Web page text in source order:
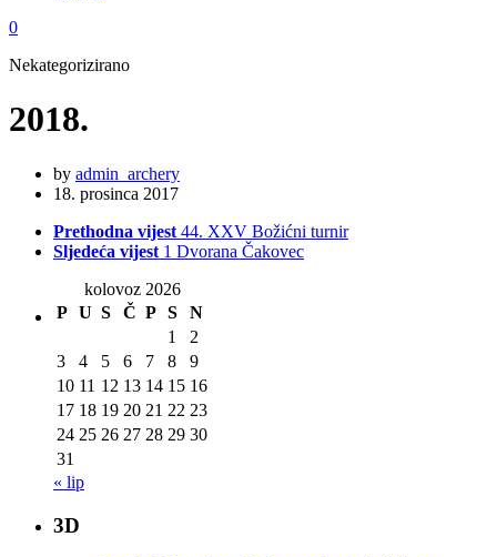
0
Nekategorizirano
2018.
by admin_archery
18. prosinca 2017
Prethodna vijest 44. XXV Božićni turnir
Sljedeća vijest 1 Dvorana Čakovec
kolovoz 2026
P U S Č P S
N
1
2
3
4 5 6 7 8
9
10 11 12 13 14 15 16
17 18 19 20 21 22 23
24 25 26 27 28 29 30
31
« lip
3D